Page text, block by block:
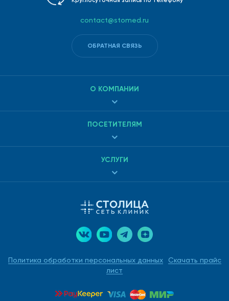
приборами, дающими высокую точность результатов.
Политика обработки персональных данных
Скачать прайс
лист
О КОМПАНИИ
ПОСЕТИТЕЛЯМ
УСЛУГИ
contact@stomed.ru
ОБРАТНАЯ СВЯЗЬ